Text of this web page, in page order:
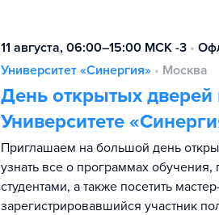
11 августа, 06:00–15:00 МСК -3 •
Университет «Синергия» • Москва
День открытых дверей
Университете
Приглашаем на большой день
узнать все о программах
студентами, а также посетить
зарегистрировавшийся участник